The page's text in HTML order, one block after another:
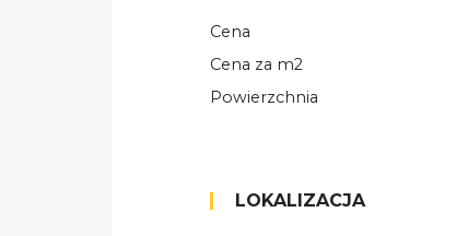
Cena
Cena za m2
Powierzchnia
LOKALIZACJA